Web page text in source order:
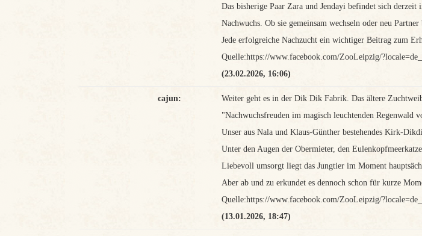
Das bisherige Paar Zara und Jendayi befindet sich
Nachwuchs. Ob sie gemeinsam wechseln oder neu
Jede erfolgreiche Nachzucht ein wichtiger Beitrag zum
Quelle:https://www.facebook.com/ZooLeipzig/
(23.02.2026, 16:06)
cajun:
Weiter geht es in der Dik Dik Fabrik. Das ältere
"Nachwuchsfreuden im magisch leuchtenden Regenwald
Unser aus Nala und Klaus-Günther bestehendes Kirk-
Unter den Augen der Obermieter, den
Liebevoll umsorgt liegt das Jungtier im Moment
Aber ab und zu erkundet es dennoch schon für kurze
Quelle:https://www.facebook.com/ZooLeipzig/
(13.01.2026, 18:47)